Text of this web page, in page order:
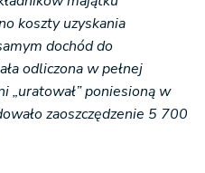
koszty uzyskania
dochód do
odliczona w pełnej
„uratował” poniesioną w
zaoszczędzenie 5 700